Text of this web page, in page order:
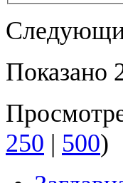
Показано
250 | 500)